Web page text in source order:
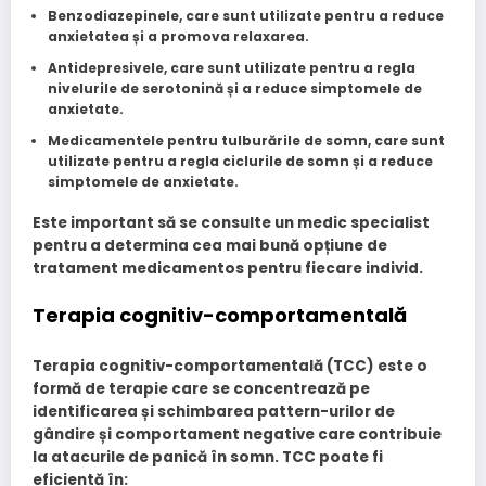
Benzodiazepinele, care sunt utilizate pentru a reduce
anxietatea și a promova relaxarea.
Antidepresivele, care sunt utilizate pentru a regla
nivelurile de serotonină și a reduce simptomele de
anxietate.
Medicamentele pentru tulburările de somn, care sunt
utilizate pentru a regla ciclurile de somn și a reduce
simptomele de anxietate.
Este important să se consulte un medic specialist
pentru a determina cea mai bună opțiune de
tratament medicamentos pentru fiecare individ.
Terapia cognitiv-comportamentală
Terapia cognitiv-comportamentală (TCC) este o
formă de terapie care se concentrează pe
identificarea și schimbarea pattern-urilor de
gândire și comportament negative care contribuie
la atacurile de panică în somn. TCC poate fi
eficientă în: